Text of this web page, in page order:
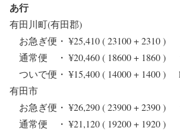
あ行
有田川町(有田郡)
お急ぎ便・ ¥25,410 ( 23100 + 2310 )
通常便 ・ ¥20,460 ( 18600 + 1860 )
ついで便・ ¥15,400 ( 14000 + 1400 )
有田市
お急ぎ便・ ¥26,290 ( 23900 + 2390 )
通常便 ・ ¥21,120 ( 19200 + 1920 )